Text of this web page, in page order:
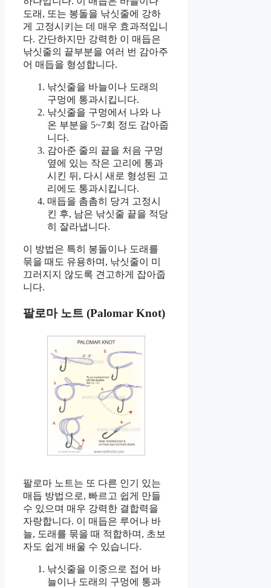
도래, 또는 봉돌을 낚싯줄에 강하
게 고정시키는 데 매우 효과적입니
다. 간단하지만 강력한 이 매듭은
낚싯줄의 끝부분을 여러 번 감아주
어 매듭을 형성합니다.
낚싯줄을 바늘이나 도래의
구멍에 통과시킵니다.
낚싯줄을 구멍에서 나와 나
온 부분을 5~7회 정도 감아줍
니다.
감아준 줄의 끝을 처음 구멍
옆에 있는 작은 고리에 통과
시킨 뒤, 다시 새로 형성된 고
리에도 통과시킵니다.
매듭을 촘촘히 당겨 고정시
킨 후, 남은 낚싯줄 끝을 적당
히 잘라냅니다.
이 방법은 특히 봉돌이나 도래를
묶을 때도 유용하며, 낚싯줄이 미
끄러지지 않도록 견고하게 잡아줍
니다.
팔로마 노트 (Palomar Knot)
팔로마 노트는 또 다른 인기 있는
매듭 방법으로, 빠르고 쉽게 만들
수 있으며 매우 강력한 결합력을
자랑합니다. 이 매듭은 루어나 바
늘, 도래를 묶을 때 적합하며, 초보
자도 쉽게 배울 수 있습니다.
낚싯줄을 이중으로 접어 바
늘이나 도래의 구멍에 통과